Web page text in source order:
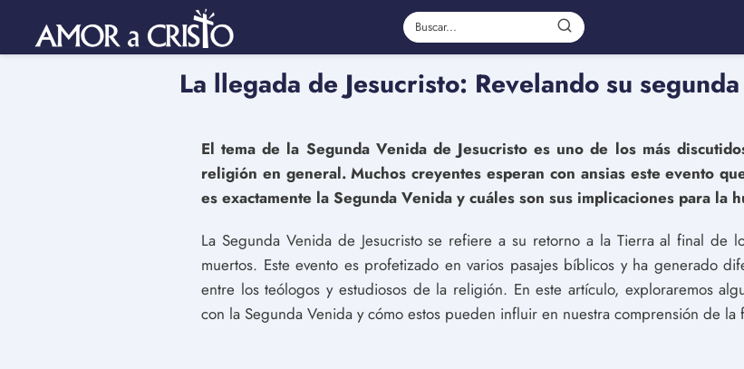
La llegada de Jesucristo: Revelando su
El tema de la Segunda Venida de Jesucristo es uno de los más
religión en general. Muchos creyentes esperan con ansias este evento
es exactamente la Segunda Venida y cuáles son sus implicaciones para la
La Segunda Venida de Jesucristo se refiere a su retorno a la Tierra al final de
muertos. Este evento es profetizado en varios pasajes bíblicos y ha generado
entre los teólogos y estudiosos de la religión. En este artículo, exploraremos
con la Segunda Venida y cómo estos pueden influir en nuestra comprensión de la